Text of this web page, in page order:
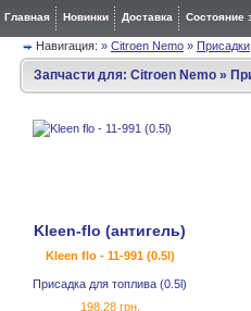
Главная Новинки Доставка Состояние
Навигация: » Citroen Nemo » Присадки
Запчасти для: Citroen Nemo »
Kleen-flo (антигель)
Kleen flo - 11-991 (0.5l)
Присадка для топлива (0.5l)
198.28 грн.